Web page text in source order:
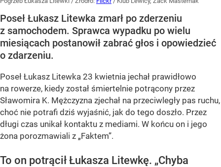
Poseł Łukasz Litewka zmarł po zderzeniu
z samochodem. Sprawca wypadku po wielu
miesiącach postanowił zabrać głos i opowiedzieć
o zdarzeniu.
Poseł Łukasz Litewka 23 kwietnia jechał prawidłowo
na rowerze, kiedy został śmiertelnie potrącony przez
Sławomira K. Mężczyzna zjechał na przeciwległy pas ruchu,
choć nie potrafi dziś wyjaśnić, jak do tego doszło. Przez
długi czas unikał kontaktu z mediami. W końcu on i jego
żona porozmawiali z „Faktem”.
To on potrącił Łukasza Litewkę. „Chyba